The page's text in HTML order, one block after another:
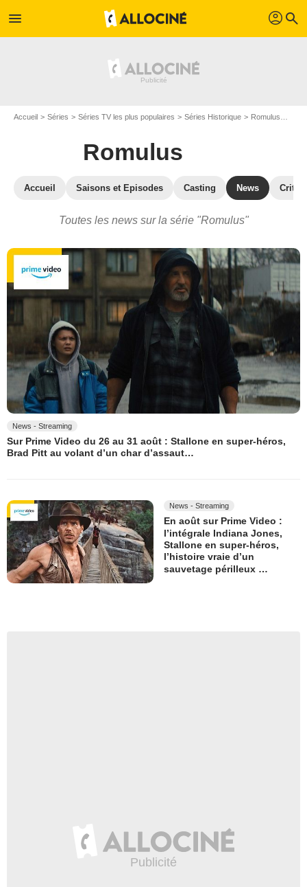
menu profil search
Accueil Séries Séries TV les plus populaires Séries Historique Romulus
Romulus
Accueil Saisons et Episodes Casting News
Toutes les news sur la série "Romulus"
News - Streaming
Sur Prime Video du 26 au 31 août : Stallone en super-héros,
Brad Pitt au volant d’un char d’assaut…
News - Streaming
En août sur Prime Video :
l’intégrale Indiana Jones,
Stallone en super-héros,
l’histoire vraie d’un
sauvetage périlleux …